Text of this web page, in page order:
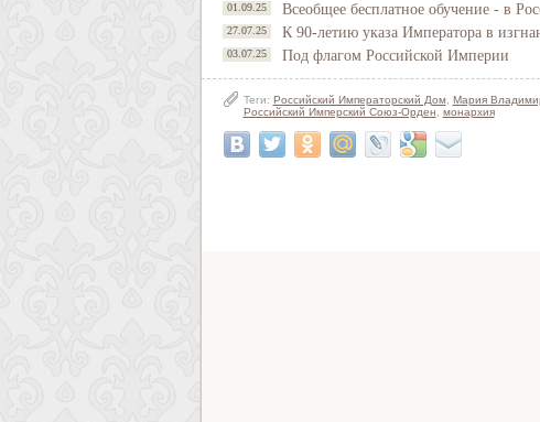
01.09.25 Всеобщее бесплатное обучение - в
27.07.25 К 90-летию указа Императора в
03.07.25 Под флагом Российской Империи
Теги: Российский Императорский Дом, Мария
Российский Имперский Союз-Орден
монархия